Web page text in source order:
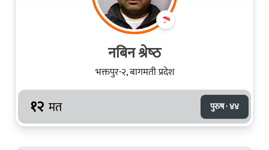
नबिन श्रेष्‍ठ
भक्तपुर-२, बागमती प्रदेश
१२ मत पुरुष · ४४